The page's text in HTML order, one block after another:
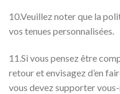
10.Veuillez noter que la
vos tenues personnalisées.
11.Si vous pensez être
retour et envisagez d’en
vous devez supporter